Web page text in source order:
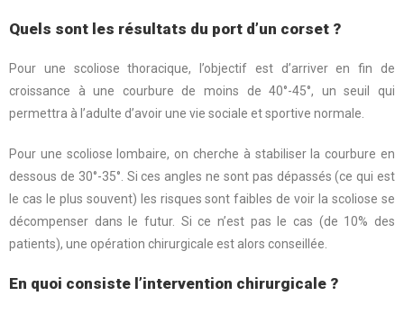
Quels sont les résultats du port d’un corset ?
Pour une scoliose thoracique, l’objectif est d’arriver en fin de
croissance à une courbure de moins de 40°-45°, un seuil qui
permettra à l’adulte d’avoir une vie sociale et sportive normale.
Pour une scoliose lombaire, on cherche à stabiliser la courbure en
dessous de 30°-35°. Si ces angles ne sont pas dépassés (ce qui est
le cas le plus souvent) les risques sont faibles de voir la scoliose se
décompenser dans le futur. Si ce n’est pas le cas (de 10% des
patients), une opération chirurgicale est alors conseillée.
En quoi consiste l’intervention chirurgicale ?